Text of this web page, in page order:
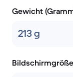
Gewicht
213 g